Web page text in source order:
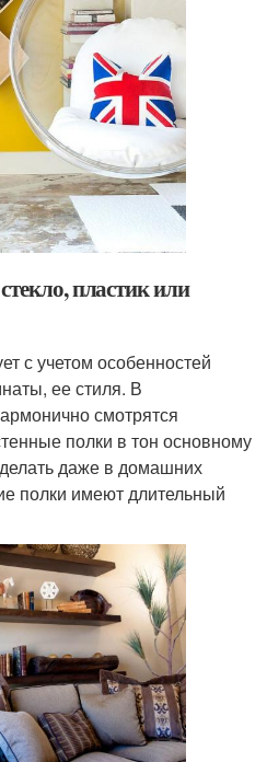
пластик или
с учетом особенностей
ее стиля. В
смотрятся
полки в тон основному
даже в домашних
полки имеют длительный